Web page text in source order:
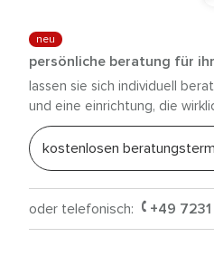
neu
persönliche beratung für
lassen sie sich individuell
und eine einrichtung, die
kostenlosen
oder telefonisch: +49 7231